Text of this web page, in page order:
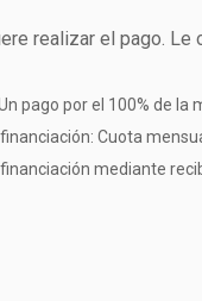
realizar el pago.
pago por el 100% de la
Cuota
mediante